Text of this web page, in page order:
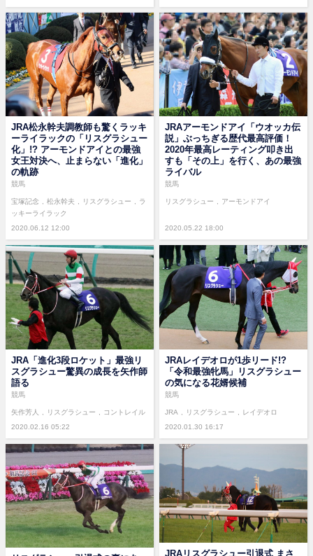
JRA松永幹夫調教師も驚くラッキ
ーライラックの「リスグラシュー
化」!? アーモンドアイとの最強
女王対決へ、止まらない「進化」
の軌跡
2020.06.12 12:00
競馬
宝塚記念 松永幹夫 リスグラシュー
ラ
ッキーライラック
JRAアーモンドアイ「ウオッカ伝
説」ぶっちぎる歴代最高評価！
2020年最高レーティング叩き出
すも「その上」を行く、あの最強
ライバル
2020.05.22 18:00
競馬
リスグラシュー アーモンドアイ
JRA「進化3段ロケット」最強リ
スグラシュー驚異の成長を矢作師
語る
2020.02.16 05:22
競馬
矢作芳人 リスグラシュー コントレイル
JRAレイデオロが1歩リード!?
「令和最強牝馬」リスグラシュー
の気になる花婿候補
2020.01.30 16:17
競馬
JRA リスグラシュー レイデオロ
JRAリスグラシュー引退式 まさ